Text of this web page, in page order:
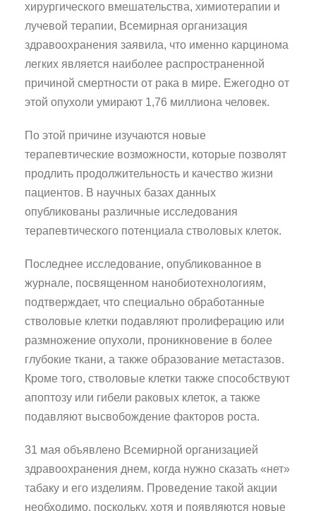
хирургического вмешательства, химиотерапии и
лучевой терапии, Всемирная организация
здравоохранения заявила, что именно карцинома
легких является наиболее распространенной
причиной смертности от рака в мире. Ежегодно от
этой опухоли умирают 1,76 миллиона человек.
По этой причине изучаются новые
терапевтические возможности, которые позволят
продлить продолжительность и качество жизни
пациентов. В научных базах данных
опубликованы различные исследования
терапевтического потенциала стволовых клеток.
Последнее исследование, опубликованное в
журнале, посвященном нанобиотехнологиям,
подтверждает, что специально обработанные
стволовые клетки подавляют пролиферацию или
размножение опухоли, проникновение в более
глубокие ткани, а также образование метастазов.
Кроме того, стволовые клетки также способствуют
апоптозу или гибели раковых клеток, а также
подавляют высвобождение факторов роста.
31 мая объявлено Всемирной организацией
здравоохранения днем, когда нужно сказать «нет»
табаку и его изделиям. Проведение такой акции
необходимо, поскольку, хотя и появляются новые